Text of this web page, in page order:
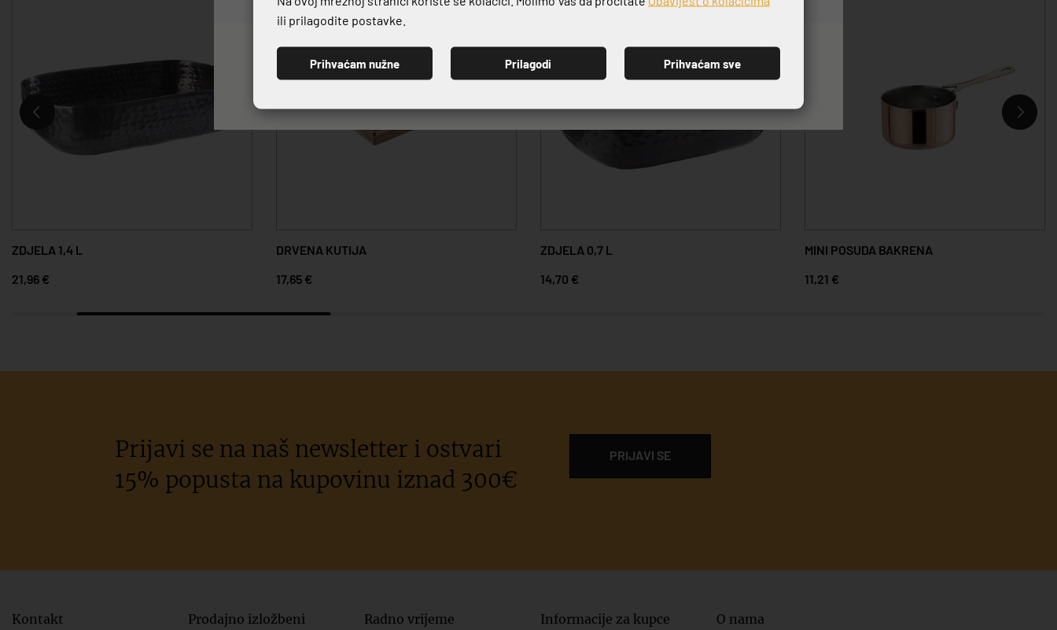
ZDJELA 1,4 L
21,96 €
DRVENA KUTIJA
17,65 €
ZDJELA 0,7 L
14,70 €
MINI POSUDA BAKRENA
11,21 €
Prijavi se na naš newsletter i ostvari
15% popusta na kupovinu iznad 300€
PRIJAVI SE
Kontakt
Prodajno izložbeni
Radno vrijeme Informacije za kupce O nama
PRIJAVI SE
ili prilagodite postavke.
Prihvaćam nužne Prilagodi Prihvaćam sve